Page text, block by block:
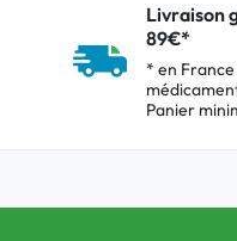
Livraison
89€*
* en
Panier